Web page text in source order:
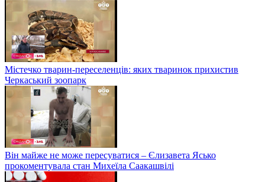
Містечко тварин-переселенців: яких тваринок прихистив
Черкаський зоопарк
Він майже не може пересуватися – Єлизавета Ясько
прокоментувала стан Михеїла Саакашвілі